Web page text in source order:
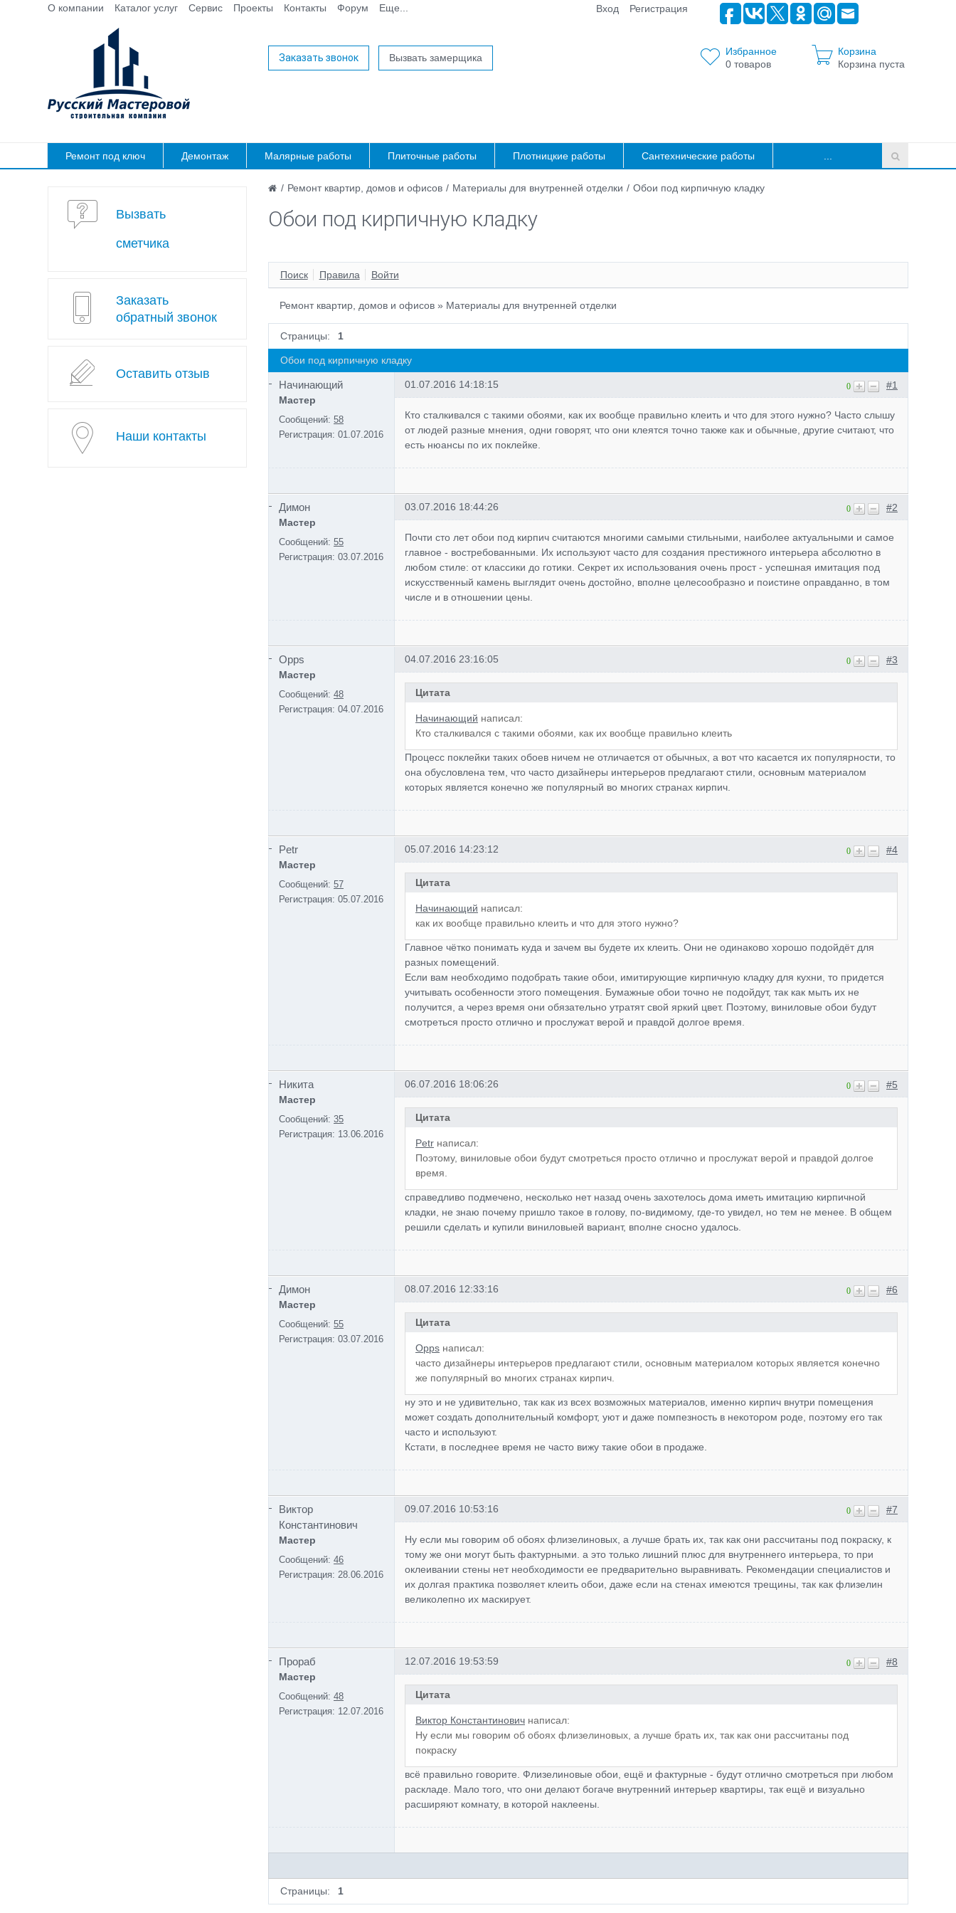
О компании Каталог услуг Сервис Проекты Контакты Форум Еще... Вход Регистрация
Заказать звонок Вызвать замерщика
Избранное
0 товаров
Корзина
Корзина пуста
Ремонт под ключ Демонтаж Малярные работы Плиточные работы Плотницкие работы Сантехнические работы
/ Ремонт квартир, домов и офисов / Материалы для внутренней отделки / Обои под кирпичную кладку
Обои под кирпичную кладку
Поиск Правила Войти
Ремонт квартир, домов и офисов » Материалы для внутренней отделки
Страницы: 1
Обои под кирпичную кладку
Начинающий
Мастер
Сообщений: 58
Регистрация: 01.07.2016
#1
0
01.07.2016 14:18:15
Кто сталкивался с такими обоями, как их вообще правильно клеить и что для этого нужно? Часто слышу
от людей разные мнения, одни говорят, что они клеятся точно также как и обычные, другие считают, что
есть нюансы по их поклейке.
Димон
Мастер
Сообщений: 55
Регистрация: 03.07.2016
#2
0
03.07.2016 18:44:26
Почти сто лет обои под кирпич считаются многими самыми стильными, наиболее актуальными и самое
главное - востребованными. Их используют часто для создания престижного интерьера абсолютно в
любом стиле: от классики до готики. Секрет их использования очень прост - успешная имитация под
искусственный камень выглядит очень достойно, вполне целесообразно и поистине оправданно, в том
числе и в отношении цены.
Opps
Мастер
Сообщений: 48
Регистрация: 04.07.2016
#3
0
04.07.2016 23:16:05
Цитата
Начинающий написал:
Кто сталкивался с такими обоями, как их вообще правильно клеить
Процесс поклейки таких обоев ничем не отличается от обычных, а вот что касается их популярности, то
она обусловлена тем, что часто дизайнеры интерьеров предлагают стили, основным материалом
которых является конечно же популярный во многих странах кирпич.
Petr
Мастер
Сообщений: 57
Регистрация: 05.07.2016
#4
0
05.07.2016 14:23:12
Цитата
Начинающий написал:
как их вообще правильно клеить и что для этого нужно?
Главное чётко понимать куда и зачем вы будете их клеить. Они не одинаково хорошо подойдёт для
разных помещений.
Если вам необходимо подобрать такие обои, имитирующие кирпичную кладку для кухни, то придется
учитывать особенности этого помещения. Бумажные обои точно не подойдут, так как мыть их не
получится, а через время они обязательно утратят свой яркий цвет. Поэтому, виниловые обои будут
смотреться просто отлично и прослужат верой и правдой долгое время.
Никита
Мастер
Сообщений: 35
Регистрация: 13.06.2016
#5
0
06.07.2016 18:06:26
Цитата
Petr написал:
Поэтому, виниловые обои будут смотреться просто отлично и прослужат верой и правдой долгое
время.
справедливо подмечено, несколько нет назад очень захотелось дома иметь имитацию кирпичной
кладки, не знаю почему пришло такое в голову, по-видимому, где-то увидел, но тем не менее. В общем
решили сделать и купили виниловыей вариант, вполне сносно удалось.
Димон
Мастер
Сообщений: 55
Регистрация: 03.07.2016
#6
0
08.07.2016 12:33:16
Цитата
Opps написал:
часто дизайнеры интерьеров предлагают стили, основным материалом которых является конечно
же популярный во многих странах кирпич.
ну это и не удивительно, так как из всех возможных материалов, именно кирпич внутри помещения
может создать дополнительный комфорт, уют и даже помпезность в некотором роде, поэтому его так
часто и используют.
Кстати, в последнее время не часто вижу такие обои в продаже.
Виктор
Константинович
Мастер
Сообщений: 46
Регистрация: 28.06.2016
#7
0
09.07.2016 10:53:16
Ну если мы говорим об обоях флизелиновых, а лучше брать их, так как они рассчитаны под покраску, к
тому же они могут быть фактурными. а это только лишний плюс для внутреннего интерьера, то при
оклеивании стены нет необходимости ее предварительно выравнивать. Рекомендации специалистов и
их долгая практика позволяет клеить обои, даже если на стенах имеются трещины, так как флизелин
великолепно их маскирует.
Прораб
Мастер
Сообщений: 48
Регистрация: 12.07.2016
#8
0
12.07.2016 19:53:59
Цитата
Виктор Константинович написал:
Ну если мы говорим об обоях флизелиновых, а лучше брать их, так как они рассчитаны под
покраску
всё правильно говорите. Флизелиновые обои, ещё и фактурные - будут отлично смотреться при любом
раскладе. Мало того, что они делают богаче внутренний интерьер квартиры, так ещё и визуально
расширяют комнату, в которой наклеены.
Страницы: 1
Вызвать
сметчика
Заказать
обратный звонок
Оставить отзыв
Наши контакты